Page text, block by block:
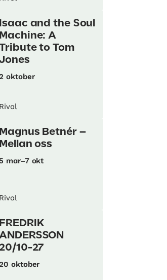
Isaac and the Soul
Machine: A
to Tom
oktober
Rival
Magnus Betnér –
Mellan oss
5 mar–7 okt
Rival
FREDRIK
20/10-27
oktober